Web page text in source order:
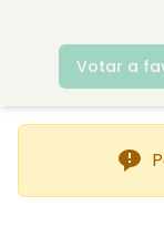
Votar a